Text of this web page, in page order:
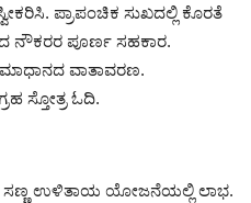
ಪ್ರಾಪಂಚಿಕ ಸುಖದಲ್ಲಿ ಕೊರತೆ
ನೌಕರರ ಪೂರ್ಣ ಸಹಕಾರ.
ವಾತಾವರಣ.
ಸ್ತೋತ್ರ ಓದಿ.
ಸಣ್ಣ ಉಳಿತಾಯ ಯೋಜನೆಯಲ್ಲಿ ಲಾಭ.